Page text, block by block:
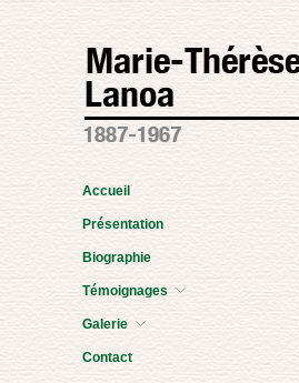
Accueil
Présentation
Biographie
Témoignages
Galerie
Contact